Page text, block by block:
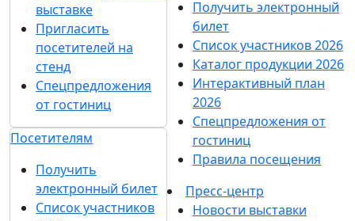
выставке
Пригласить
посетителей на
стенд
Спецпредложения
от гостиниц
Посетителям
Получить
электронный билет
Список участников
Получить электронный
билет
Список участников 2026
Каталог продукции 2026
Интерактивный план
2026
Спецпредложения от
гостиниц
Правила посещения
Пресс-центр
Новости выставки